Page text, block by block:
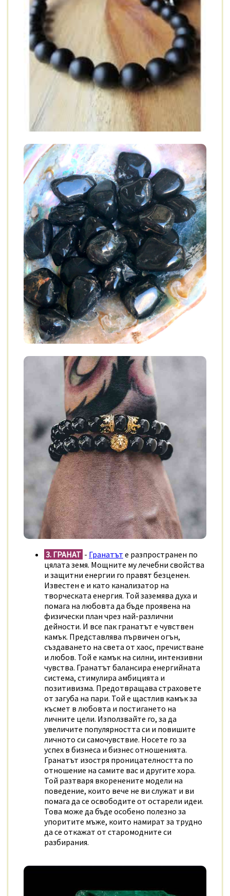
3. ГРАНАТ - Гранатът е разпространен по
цялата земя. Мощните му лечебни свойства
и защитни енергии го правят безценен.
Известен е и като канализатор на
творческата енергия. Той заземява духа и
помага на любовта да бъде проявена на
физически план чрез най-различни
дейности. И все пак гранатът е чувствен
камък. Представлява първичен огън,
създаването на света от хаос, пречистване
и любов. Той е камък на силни, интензивни
чувства. Гранатът балансира енергийната
система, стимулира амбицията и
позитивизма. Предотвращава страховете
от загуба на пари. Той е щастлив камък за
късмет в любовта и постигането на
личните цели. Използвайте го, за да
увеличите популярността си и повишите
личното си самочувствие. Носете го за
успех в бизнеса и бизнес отношенията.
Гранатът изостря проницателността по
отношение на самите вас и другите хора.
Той разтваря вкоренените модели на
поведение, които вече не ви служат и ви
помага да се освободите от остарели идеи.
Това може да бъде особено полезно за
упоритите мъже, които намират за трудно
да се откажат от старомодните си
разбирания.